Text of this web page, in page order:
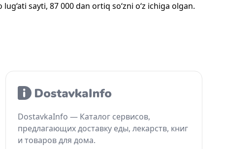
sayti, 87 000 dan ortiq so‘zni o‘z ichiga olgan.
DostavkaInfo — Каталог сервисов,
предлагающих доставку еды, лекарств, книг
и товаров для дома.